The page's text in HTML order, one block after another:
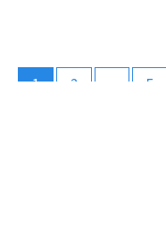
1 2 5